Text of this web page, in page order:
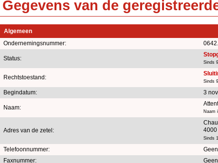
Gegevens van de
Algemeen
Ondernemingsnummer:
Status:
Sinds
Rechtstoestand:
Sinds
Begindatum: 3
Naam:
Naam
Adres van de zetel:
Sinds
Telefoonnummer:
Faxnummer: